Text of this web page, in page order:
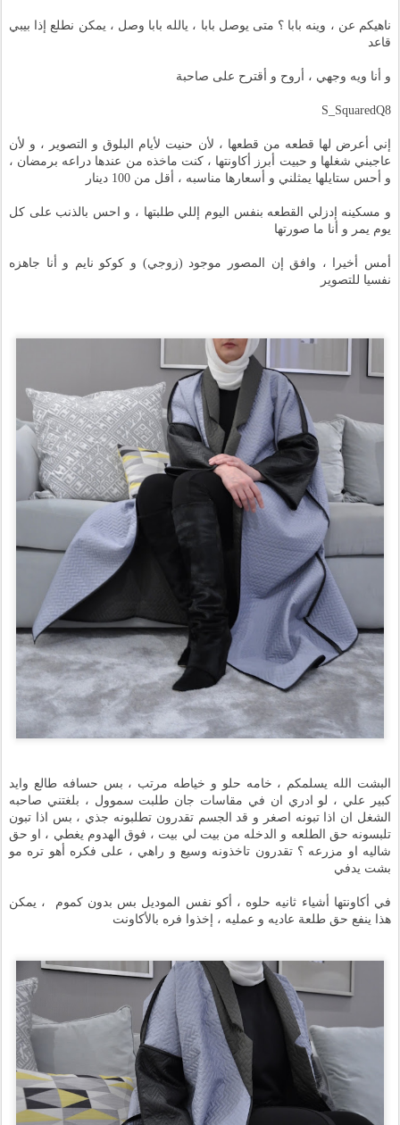
ناهيكم عن ، وينه بابا ؟ متى يوصل بابا ، يالله بابا وصل ، يمكن نطلع إذا بيبي
قاعد
و أنا ويه وجهي ، أروح و أقترح على صاحبة
S_SquaredQ8
إني أعرض لها قطعه من قطعها ، لأن حنيت لأيام البلوق و التصوير ، و لأن
عاجبني شغلها و حبيت أبرز أكاونتها ، كنت ماخذه من عندها دراعه برمضان ،
و أحس ستايلها يمثلني و أسعارها مناسبه ، أقل من 100 دينار
و مسكينه إدزلي القطعه بنفس اليوم إللي طلبتها ، و احس بالذنب على كل
يوم يمر و أنا ما صورتها
أمس أخيرا ، وافق إن المصور موجود (زوجي) و كوكو نايم و أنا جاهزه
نفسيا للتصوير
البشت الله يسلمكم ، خامه حلو و خياطه مرتب ، بس حسافه طالع وايد
كبير علي ، لو ادري ان في مقاسات جان طلبت سموول ، بلغتني صاحبه
الشغل ان اذا تبونه اصغر و قد الجسم تقدرون تطلبونه جذي ، بس اذا تبون
تلبسونه حق الطلعه و الدخله من بيت لي بيت ، فوق الهدوم يغطي ، او حق
شاليه او مزرعه ؟ تقدرون تاخذونه وسيع و راهي ، على فكره أهو تره مو
بشت يدفي
في أكاونتها أشياء ثانيه حلوه ، أكو نفس الموديل بس بدون كموم ، يمكن
هذا ينفع حق طلعة عاديه و عمليه ، إخذوا فره بالأكاونت